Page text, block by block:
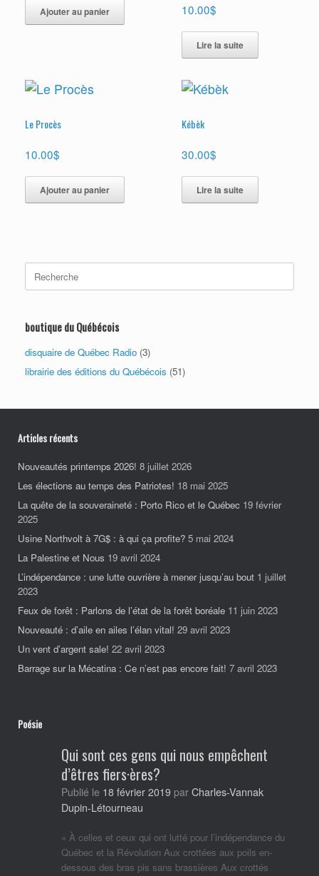
Ajouter au panier 10.00$
Lire la suite
Le Procès
10.00$
Ajouter au panier
Kébèk
30.00$
Lire la suite
Search
for:
boutique du Québécois
disquaire de Québec Radio (3)
librairie des éditions du Québécois (51)
Articles récents
Nouveautés printemps 2026! 8 juillet 2026
Les élections au temps des Patriotes! 18 mai 2025
La quête de la souveraineté : Porto Rico et le Québec 19 février
2025
Usine Northvolt à 7G$ : à qui ça profite? 5 mai 2024
La Palestine et Nous 19 avril 2024
L’indépendance : une lutte ouvrière à mener jusqu’au bout 1 juillet
2023
Feux de forêt : Parlons de l’état de la forêt boréale 11 juin 2023
Nouveauté : d’aile en ailes l’élan vital! 29 avril 2023
Un vent d’argent sale! 22 avril 2023
Barrage sur la Mécatina : Ce n’est pas encore fait! 7 avril 2023
Poésie
Qui sont ces gens qui nous empêchent
d’êtres fiers·ères?
Publié le 18 février 2019 par Charles-Vannak
Dupin-Létourneau
« À celles et ceux qui ont lutté pour l’indépendance du
Québec et la Révolution Aux crottées aux poils en-
dessous des bras pis sans brassières Aux crottés